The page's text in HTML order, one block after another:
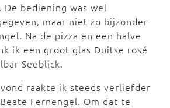
bediening was wel
maar niet zo bijzonder
Na de pizza en een halve
ik een groot glas Duitse rosé
Seeblick.
raakte ik steeds verliefder
Fernengel. Om dat te